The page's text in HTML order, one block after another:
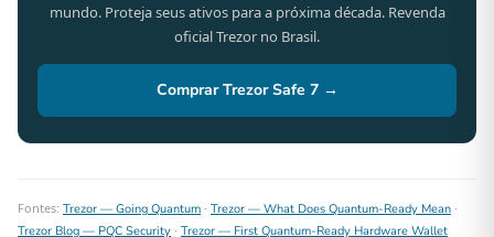
mundo. Proteja seus ativos para a próxima década. Revenda
oficial Trezor no Brasil.
Comprar Trezor Safe 7 →
Fontes: Trezor — Going Quantum · Trezor — What Does Quantum-Ready Mean ·
Trezor Blog — PQC Security · Trezor — First Quantum-Ready Hardware Wallet